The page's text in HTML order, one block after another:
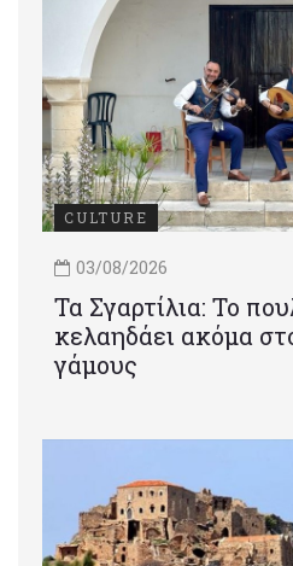
CULTURE
03/08/2026
Τα Σγαρτίλια: Το
κελαηδάει ακόμα
γάμους